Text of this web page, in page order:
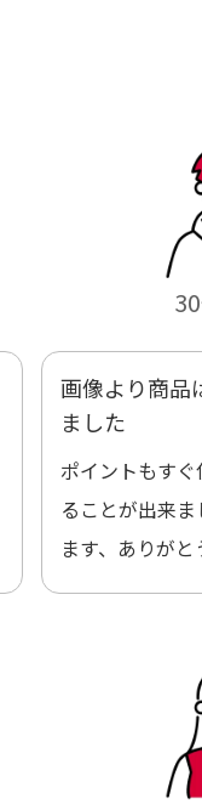
画像より商品
ました
ポイントもす
ることが出来
ます、ありがと